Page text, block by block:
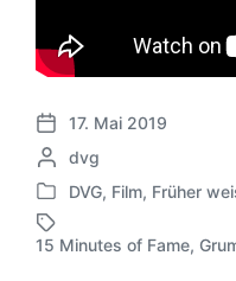
V
e
r
ö
17. Mai 2019
G
e
c
h
dvg
V
e
r
DVG, Film, Früher
S
15 Minutes of Fame,